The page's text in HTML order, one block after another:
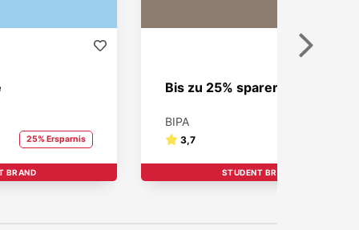
25% Ersparnis
BRAND
Bis zu 25% sparen!
BIPA
3,7
STUDENT BRAND